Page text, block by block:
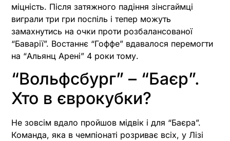
міцність. Після затяжного падіння зінсгаймці
виграли три гри поспіль і тепер можуть
замахнутись на очки проти розбалансованої
“Баварії”. Востаннє “Гоффе” вдавалося перемогти
на “Альянц Арені” 4 роки тому.
“Вольфсбург” – “Баєр”.
Хто в єврокубки?
Не зовсім вдало пройшов мідвік і для “Баєра”.
Команда, яка в чемпіонаті розриває всіх, у Лізі